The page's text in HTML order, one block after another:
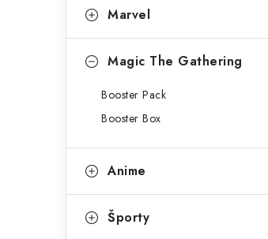
Marvel
Magic The Gathering
Booster Pack
Booster Box
Anime
Športy